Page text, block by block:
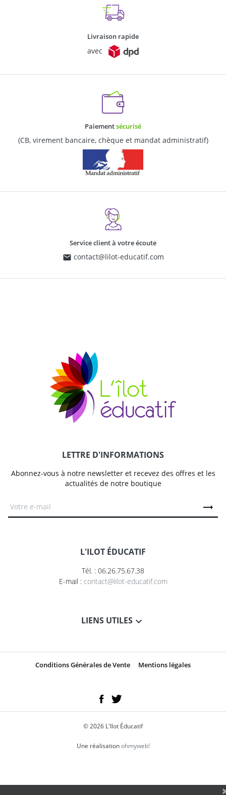
Livraison rapide
avec
Paiementsécurisé
(CB, virement bancaire, chèque et mandat administratif)
Service client à votre écoute
contact@lilot-educatif.com
L'ILOT ÉDUCATIF
Tél. : 06.26.75.67.38
E-mail : contact@lilot-educatif.com
LIENS UTILES
LETTRE D'INFORMATIONS
Abonnez-vous à notre newsletter et recevez des offres et les
actualités de notre boutique
Conditions Générales de Vente Mentions légales
© 2026 L'Ilot Éducatif
Une réalisation ohmyweb!